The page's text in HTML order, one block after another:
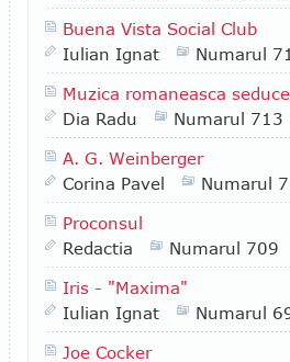
Buena Vista Social Club
Iulian Ignat
Numarul
Muzica romaneasca
Dia Radu
Numarul 713
A. G. Weinberger
Corina Pavel
Numarul
Proconsul
Redactia
Numarul 709
Iris - "Maxima"
Iulian Ignat
Numarul
Joe Cocker